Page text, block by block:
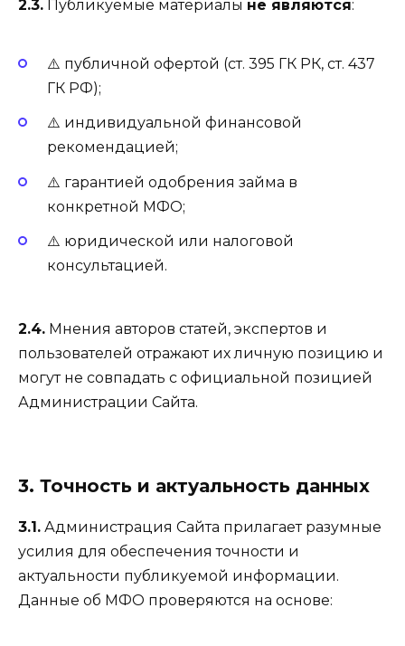
2.3. Публикуемые материалы не являются:
⚠️ публичной офертой (ст. 395 ГК РК, ст. 437
ГК РФ);
⚠️ индивидуальной финансовой
рекомендацией;
⚠️ гарантией одобрения займа в
конкретной МФО;
⚠️ юридической или налоговой
консультацией.
2.4. Мнения авторов статей, экспертов и
пользователей отражают их личную позицию и
могут не совпадать с официальной позицией
Администрации Сайта.
3. Точность и актуальность данных
3.1. Администрация Сайта прилагает разумные
усилия для обеспечения точности и
актуальности публикуемой информации.
Данные об МФО проверяются на основе: